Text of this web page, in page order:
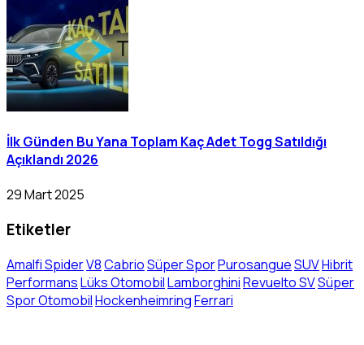
İlk Günden Bu Yana Toplam Kaç Adet Togg Satıldığı
Açıklandı 2026
29 Mart 2025
Etiketler
Amalfi SpiderV8CabrioSüper SporPurosangueSUVHibrit
PerformansLüks OtomobilLamborghiniRevuelto SVSüper
Spor OtomobilHockenheimringFerrari